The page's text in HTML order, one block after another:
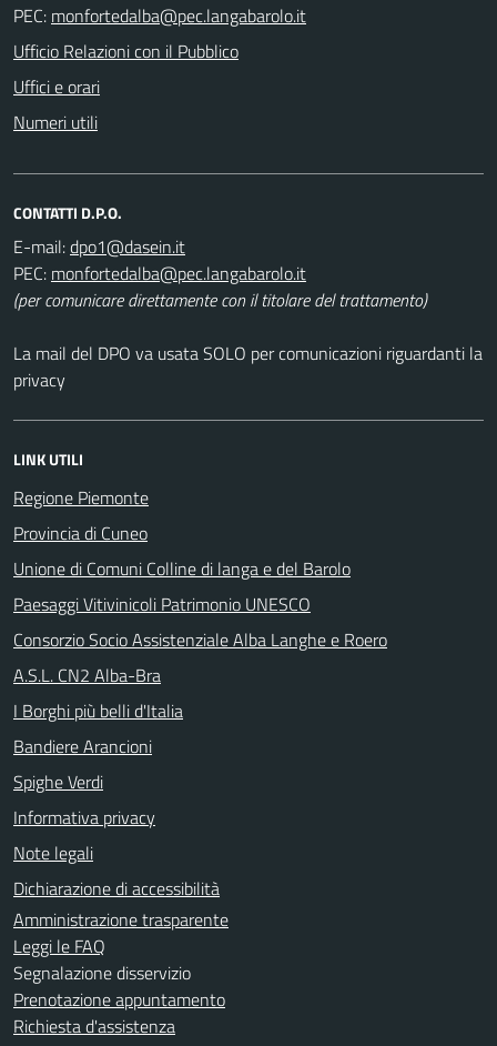
PEC:
Ufficio Relazioni con il Pubblico
Uffici e orari
Numeri utili
CONTATTI D.P.O.
E-mail:
PEC:
(per comunicare direttamente con il titolare del trattamento)
La mail del DPO va usata SOLO per comunicazioni riguardanti la
privacy
LINK UTILI
Regione Piemonte
Provincia di Cuneo
Unione di Comuni Colline di langa e del Barolo
Paesaggi Vitivinicoli Patrimonio UNESCO
Consorzio Socio Assistenziale Alba Langhe e Roero
A.S.L. CN2 Alba-Bra
I Borghi più belli d'Italia
Bandiere Arancioni
Spighe Verdi
Informativa privacy
Note legali
Dichiarazione di accessibilità
Amministrazione trasparente
Leggi le FAQ
Segnalazione disservizio
Prenotazione appuntamento
Richiesta d'assistenza